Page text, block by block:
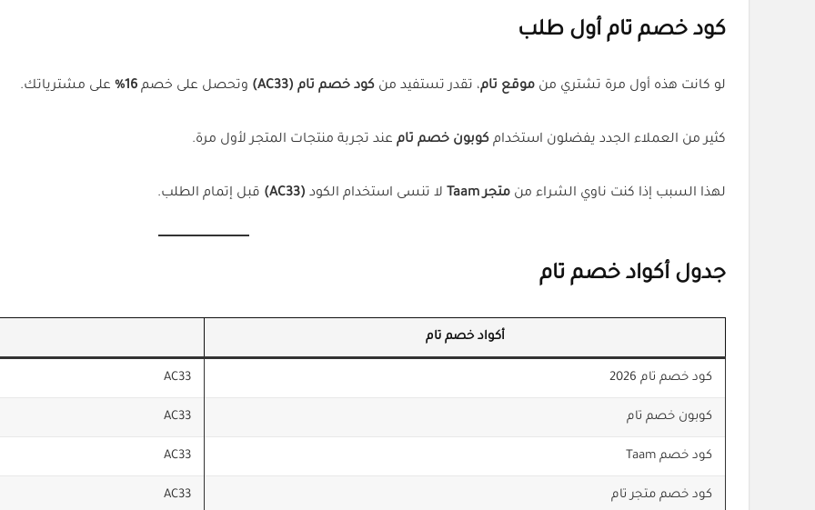
كود خصم تام أول طلب
لو كانت هذه أول مرة تشتري من موقع تام، تقدر تستفيد من كود خصم تام (AC33) وتحصل على خصم 16% على مشترياتك.
كثير من العملاء الجدد يفضلون استخدام كوبون خصم تام عند تجربة منتجات المتجر لأول مرة.
لهذا السبب إذا كنت ناوي الشراء من متجر Taam لا تنسى استخدام الكود (AC33) قبل إتمام الطلب.
جدول أكواد خصم تام
أكواد خصم تام
كود خصم تام 2026 AC33
كوبون خصم تام AC33
كود خصم Taam AC33
كود خصم متجر تام AC33